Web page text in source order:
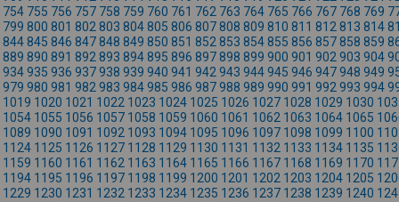
754 755 756 757 758 759 760 761 762 763 764 765 766 767 768 769
799 800 801 802 803 804805 806 807808 809 810 811 812 813 814
844845 846 847848 849 850 851 852 853 854855 856 857858 859
889 890 891 892 893 894895 896 897898 899 900 901 902 903 904
934935 936 937938 939 940 941 942 943 944945 946 947948 949
979 980 981 982 983 984985 986 987988 989 990 991 992 993 994
1019 1020 1021 1022 1023 1024 1025 1026 1027 1028 1029 1030
1054 1055 1056 1057 1058 1059 1060 1061 1062 1063 1064 1065
1089 1090 1091 1092 1093 1094 1095 1096 1097 1098 1099 1100
1124 1125 1126 1127 1128 1129 1130 1131 1132 1133 1134 1135
1159 1160 1161 1162 1163 1164 1165 1166 1167 1168 1169 1170
1194 1195 1196 1197 1198 1199 1200 1201 1202 1203 1204 1205
1229 1230 1231 1232 1233 1234 1235 1236 1237 1238 1239 1240